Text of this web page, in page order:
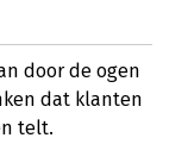
door de ogen
dat klanten
telt.